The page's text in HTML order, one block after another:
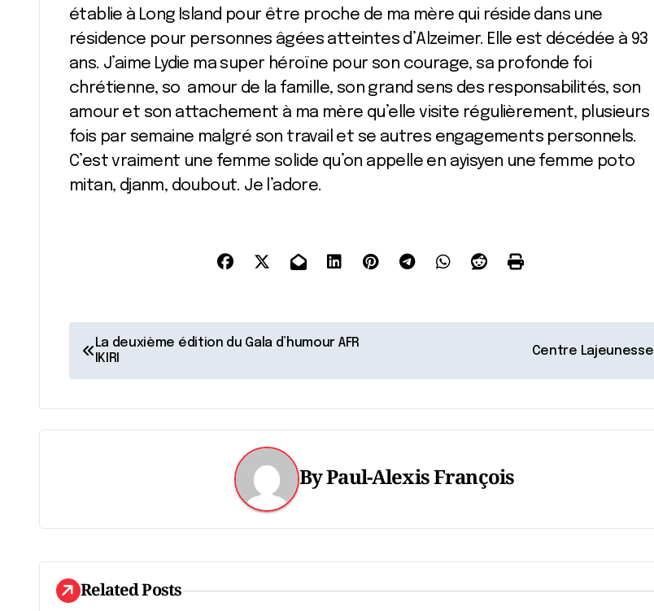
établie à Long Island pour être proche de ma mère qui réside dans une
résidence pour personnes âgées atteintes d’Alzeimer. Elle est décédée à 93
ans. J’aime Lydie ma super héroïne pour son courage, sa profonde foi
chrétienne, so amour de la famille, son grand sens des responsabilités, son
amour et son attachement à ma mère qu’elle visite régulièrement, plusieurs
fois par semaine malgré son travail et se autres engagements personnels.
C’est vraiment une femme solide qu’on appelle en ayisyen une femme poto
mitan, djanm, doubout. Je l’adore.
N
a
v
i
t
i
La deuxième édition du Gala d’humour AFR
IKIRI
Centre Lajeunesse
ByPaul-Alexis François
Related Posts